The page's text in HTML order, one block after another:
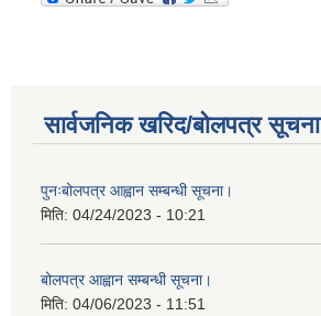
सार्वजनिक खरिद/बोलपत्र सूचना
पुनःबोलपत्र आह्वान सम्बन्धी सूचना।
मिति: 04/24/2023 - 10:21
बोलपत्र आह्वान सम्बन्धी सूचना।
मिति: 04/06/2023 - 11:51